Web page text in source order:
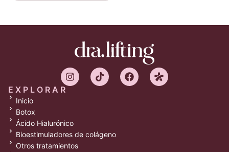
EXPLORAR
Inicio
Botox
Ácido Hialurónico
Bioestimuladores de colágeno
Otros tratamientos